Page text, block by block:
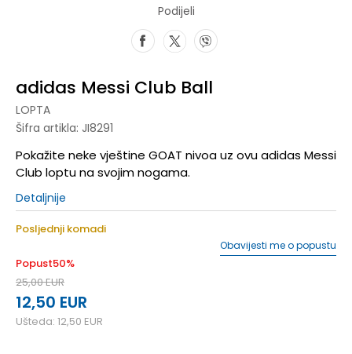
Podijeli
adidas Messi Club Ball
LOPTA
Šifra artikla: JI8291
Pokažite neke vještine GOAT nivoa uz ovu adidas Messi
Club loptu na svojim nogama.
Detaljnije
Posljednji komadi
Popust50%
25,00EUR
12,50 EUR
Ušteda: 12,50 EUR
Obavijesti me o popustu